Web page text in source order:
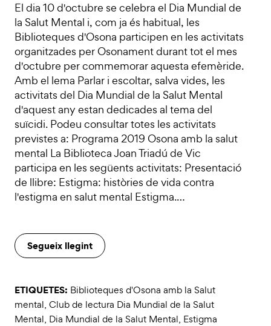
El dia 10 d'octubre se celebra el Dia Mundial de
la Salut Mental i, com ja és habitual, les
Biblioteques d'Osona participen en les activitats
organitzades per Osonament durant tot el mes
d'octubre per commemorar aquesta efemèride.
Amb el lema Parlar i escoltar, salva vides, les
activitats del Dia Mundial de la Salut Mental
d'aquest any estan dedicades al tema del
suïcidi. Podeu consultar totes les activitats
previstes a: Programa 2019 Osona amb la salut
mental La Biblioteca Joan Triadú de Vic
participa en les següents activitats: Presentació
de llibre: Estigma: històries de vida contra
l'estigma en salut mental Estigma.…
Segueix llegint
ETIQUETES: Biblioteques d'Osona amb la Salut
mental, Club de lectura Dia Mundial de la Salut
Mental, Dia Mundial de la Salut Mental, Estigma